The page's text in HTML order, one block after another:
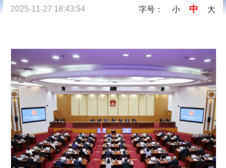
2025-11-27 18:43:54 字号： 小 中 大